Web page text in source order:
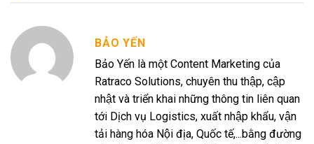
BẢO YẾN
Bảo Yến là một Content Marketing của
Ratraco Solutions, chuyên thu thập, cập
nhật và triển khai những thông tin liên quan
tới Dịch vụ Logistics, xuất nhập khẩu, vận
tải hàng hóa Nội địa, Quốc tế,...bằng đường